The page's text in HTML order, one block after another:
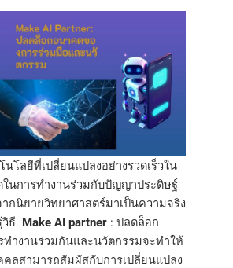
โลยีที่เปลี่ยนแปลงอย่างรวดเร็วใน
นการทำงานร่วมกับปัญญาประดิษฐ์
ากนิยายวิทยาศาสตร์มาเป็นความจริง
ธี Make AI partner : ปลดล็อก
ทำงานร่วมกันและนวัตกรรมจะทำให้
ลสามารถสัมผัสกับการเปลี่ยนแปลง